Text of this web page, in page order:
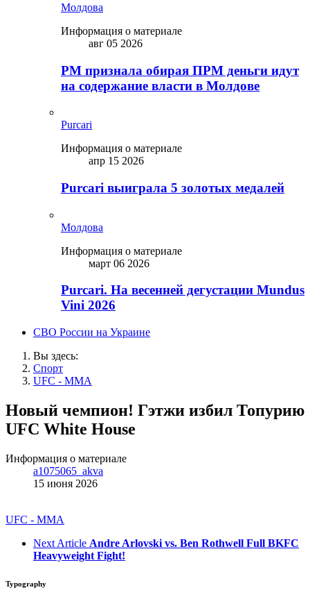
Молдова
Информация о материале
авг 05 2026
PM признала обирая ПРМ деньги идут
на содержание власти в Молдове
Purcari
Информация о материале
апр 15 2026
Purcari выиграла 5 золотых медалей
Молдова
Информация о материале
март 06 2026
Purcari. На весенней дегустации Mundus
Vini 2026
СВО России на Украине
Вы здесь:
Спорт
UFC - MMA
Новый чемпион! Гэтжи избил Топурию
UFC White House
Информация о материале
a1075065_akva
15 июня 2026
UFC - MMA
Next Article Andre Arlovski vs. Ben Rothwell Full BKFC
Heavyweight Fight!
Typography